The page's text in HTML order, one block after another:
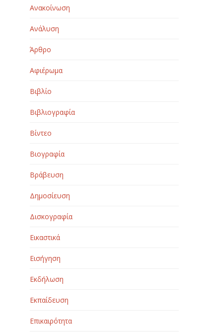
Ανακοίνωση
Ανάλυση
Άρθρο
Αφιέρωμα
Βιβλίο
Βιβλιογραφία
Βίντεο
Βιογραφία
Βράβευση
Δημοσίευση
Δισκογραφία
Εικαστικά
Εισήγηση
Εκδήλωση
Εκπαίδευση
Επικαιρότητα